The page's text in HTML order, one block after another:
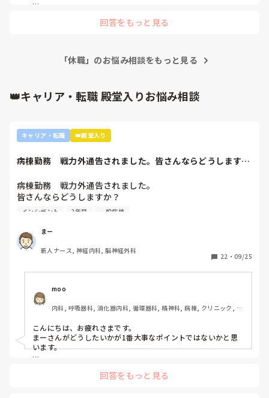
今の状況を周りに素直に伝えられたらヨシ！
仕事を任されるように、頼まれるようになればヨシ！
ありがとうって周りに言える環境になればヨシ！
って段階踏んで、一個ずつクリアしていけばいいですよ^ ^
そうやって心も回復していきます。
いつも助けてくれてるからって何にも言わずに頼まずに、さっ
まずは自己開示して、今の状況把握して、ステップ踏んでいっ
回答をもっと見る
「休職」のお悩み相談をもっと見る
👑キャリア・転職 殿堂入りお悩み相談
キャリア・転職 👑殿堂入り
病棟勤務　戦力外通告されました。皆さんならどうします
病棟勤務　戦力外通告されました。
皆さんならどうしますか？
2年目です。1年目はゆるい部署にいましたが、人間関係が原
からの人間関係は良好です。
ですが、異動してから薬剤に関するインシデントを4件ほど
起こし、優先順位や多重課題ができていないのでは？という
い』『一人を持って看護のつながりを持って』ということで
受け持ち1人になりました。
複数受け持ちに戻るよう、1ヶ月間1年目のように勉強したり
と業務に臨んできました。
そして最近師長さんに『君は病棟勤務よりも外来とか健診セ
ンターとかのほうがいいのでは？ウチの部署もスタッフが足
りないから育てる余裕が足りない。前向きに捉えて看護師は
いろんな働き方あるよ』と部署は決まってませんが、異動確
インシデント 2年目 一般病棟
まー
新人ナース, 神経内科, 脳神経外科
22 ・ 09/25
moo
内科, 呼吸器科, 消化器内科, 循環器科, 精神科, 病棟, クリニック, リ
こんにちは、お疲れさまです。
まーさんがどうしたいかが1番大事なポイントではないかと思
います。
アややることが多くて忙しくても、人間関係は良好でも、どう
回答をもっと見る